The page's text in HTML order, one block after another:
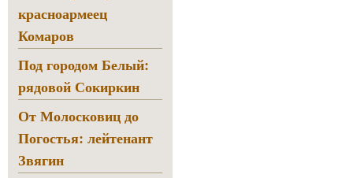
красноармеец
Комаров
Под городом Белый:
рядовой Сокиркин
От Молосковиц до
Погостья: лейтенант
Звягин